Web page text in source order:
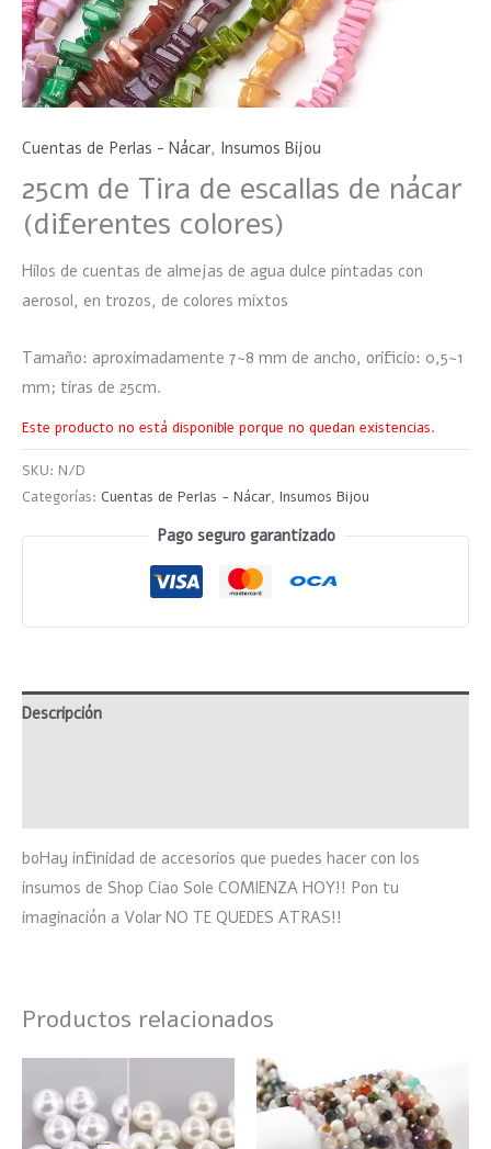
Cuentas de Perlas - Nácar, Insumos Bijou
25cm de Tira de escallas de nácar
(diferentes colores)
Hilos de cuentas de almejas de agua dulce pintadas con
aerosol, en trozos, de colores mixtos
Tamaño: aproximadamente 7~8 mm de ancho, orificio: 0,5~1
mm; tiras de 25cm.
Este producto no está disponible porque no quedan existencias.
SKU: N/D
Categorías: Cuentas de Perlas - Nácar, Insumos Bijou
Pago seguro garantizado
Descripción
boHay infinidad de accesorios que puedes hacer con los
insumos de Shop Ciao Sole COMIENZA HOY!! Pon tu
imaginación a Volar NO TE QUEDES ATRAS!!
Productos relacionados
producto
tiene